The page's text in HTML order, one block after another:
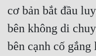
cơ bản bắt đầu
bên không di
bên cạnh cố